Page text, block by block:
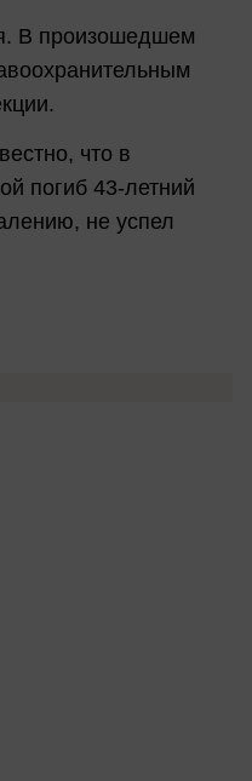
В произошедшем
что в
погиб 43-летний
не успел